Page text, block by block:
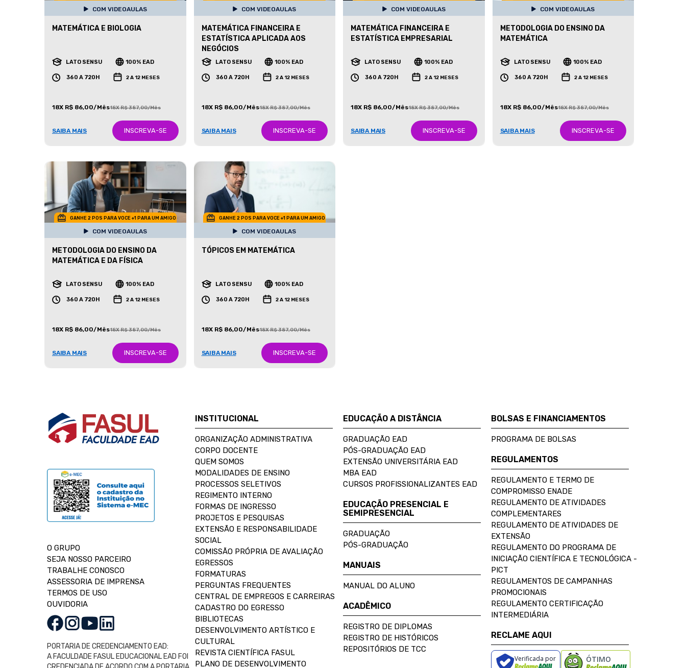
COM VIDEOAULAS
MATEMÁTICA E BIOLOGIA
LATO SENSU 100% EAD
360 A 720H 2 A 12 MESES
18X R$ 86,00/Mês18X R$ 387,00/Mês
SAIBA MAIS INSCREVA-SE
COM VIDEOAULAS
MATEMÁTICA FINANCEIRA E
ESTATÍSTICA APLICADA AOS
NEGÓCIOS
LATO SENSU 100% EAD
360 A 720H 2 A 12 MESES
18X R$ 86,00/Mês18X R$ 387,00/Mês
SAIBA MAIS INSCREVA-SE
COM VIDEOAULAS
MATEMÁTICA FINANCEIRA E
ESTATÍSTICA EMPRESARIAL
LATO SENSU 100% EAD
360 A 720H 2 A 12 MESES
18X R$ 86,00/Mês18X R$ 387,00/Mês
SAIBA MAIS INSCREVA-SE
COM VIDEOAULAS
METODOLOGIA DO ENSINO DA
MATEMÁTICA
LATO SENSU 100% EAD
360 A 720H 2 A 12 MESES
18X R$ 86,00/Mês18X R$ 387,00/Mês
SAIBA MAIS INSCREVA-SE
GANHE 2 POS PARA VOCE +1 PARA UM AMIGO
COM VIDEOAULAS
METODOLOGIA DO ENSINO DA
MATEMÁTICA E DA FÍSICA
LATO SENSU 100% EAD
360 A 720H 2 A 12 MESES
18X R$ 86,00/Mês18X R$ 387,00/Mês
SAIBA MAIS INSCREVA-SE
GANHE 2 POS PARA VOCE +1 PARA UM AMIGO
COM VIDEOAULAS
TÓPICOS EM MATEMÁTICA
LATO SENSU 100% EAD
360 A 720H 2 A 12 MESES
18X R$ 86,00/Mês18X R$ 387,00/Mês
SAIBA MAIS INSCREVA-SE
O GRUPO
SEJA NOSSO PARCEIRO
TRABALHE CONOSCO
ASSESSORIA DE IMPRENSA
TERMOS DE USO
OUVIDORIA
PORTARIA DE CREDENCIAMENTO EAD:
A FACULDADE FASUL EDUCACIONAL EAD FOI
INSTITUCIONAL
ORGANIZAÇÃO ADMINISTRATIVA
CORPO DOCENTE
QUEM SOMOS
MODALIDADES DE ENSINO
PROCESSOS SELETIVOS
REGIMENTO INTERNO
FORMAS DE INGRESSO
PROJETOS E PESQUISAS
EXTENSÃO E RESPONSABILIDADE
SOCIAL
COMISSÃO PRÓPRIA DE AVALIAÇÃO
EGRESSOS
FORMATURAS
PERGUNTAS FREQUENTES
CENTRAL DE EMPREGOS E CARREIRAS
CADASTRO DO EGRESSO
BIBLIOTECAS
DESENVOLVIMENTO ARTÍSTICO E
CULTURAL
REVISTA CIENTÍFICA FASUL
PLANO DE DESENVOLVIMENTO
EDUCAÇÃO A DISTÂNCIA
GRADUAÇÃO EAD
PÓS-GRADUAÇÃO EAD
EXTENSÃO UNIVERSITÁRIA EAD
MBA EAD
CURSOS PROFISSIONALIZANTES EAD
EDUCAÇÃO PRESENCIAL E
SEMIPRESENCIAL
GRADUAÇÃO
PÓS-GRADUAÇÃO
MANUAIS
MANUAL DO ALUNO
ACADÊMICO
REGISTRO DE DIPLOMAS
REGISTRO DE HISTÓRICOS
REPOSITÓRIOS DE TCC
BOLSAS E FINANCIAMENTOS
PROGRAMA DE BOLSAS
REGULAMENTOS
REGULAMENTO E TERMO DE
COMPROMISSO ENADE
REGULAMENTO DE ATIVIDADES
COMPLEMENTARES
REGULAMENTO DE ATIVIDADES DE
EXTENSÃO
REGULAMENTO DO PROGRAMA DE
INICIAÇÃO CIENTÍFICA E TECNOLÓGICA -
PICT
REGULAMENTOS DE CAMPANHAS
PROMOCIONAIS
REGULAMENTO CERTIFICAÇÃO
INTERMEDIÁRIA
RECLAME AQUI
Verificada por ÓTIMO